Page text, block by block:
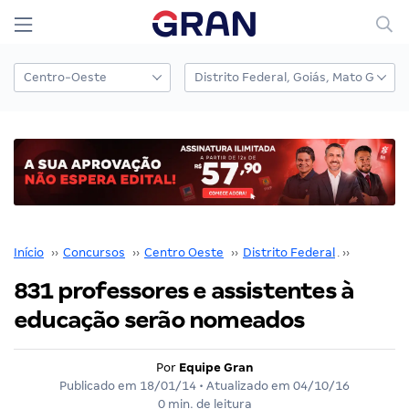
Início ›› Concursos ›› Centro Oeste ›› Distrito Federal ››
831 professores e assistentes à
educação serão nomeados
Por Equipe Gran
Publicado em 18/01/14 • Atualizado em 04/10/16
0 min. de leitura